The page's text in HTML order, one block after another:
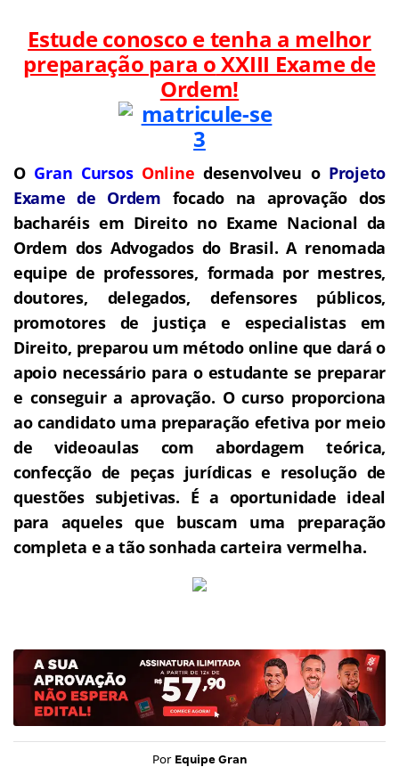
Estude conosco e tenha a melhor
preparação para oXXIII Exame de
Ordem!
O Gran Cursos Online desenvolveu o Projeto
Exame de Ordem focado na aprovação dos
bacharéis em Direito no Exame Nacional da
Ordem dos Advogados do Brasil. A renomada
equipe de professores, formada por mestres,
doutores, delegados, defensores públicos,
promotores de justiça e especialistas em
Direito, preparou um método online que dará o
apoio necessário para o estudante se preparar
e conseguir a aprovação. O curso proporciona
ao candidato uma preparação efetiva por meio
de videoaulas com abordagem teórica,
confecção de peças jurídicas e resolução de
questões subjetivas. É a oportunidade ideal
para aqueles que buscam uma preparação
completa e a tão sonhada carteira vermelha.
Por Equipe Gran